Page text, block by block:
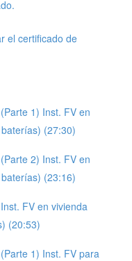
el certificado de
1) Inst. FV en
(27:30)
2) Inst. FV en
(23:16)
FV en vivienda
(20:53)
1) Inst. FV para